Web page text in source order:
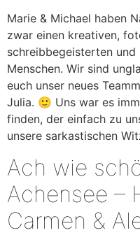
Marie & Michael haben
zwar einen kreativen,
schreibbegeisterten
Menschen. Wir sind
euch unser neues
Julia. 🙂 Uns war es
finden, der einfach zu
unsere sarkastischen
Ach wie
Achensee –
Carmen &